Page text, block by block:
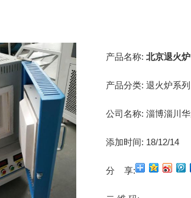
产品名称: 北京退火炉
产品分类: 退火炉系列
公司名称: 淄博淄川
添加时间: 18/12/14
分 享: